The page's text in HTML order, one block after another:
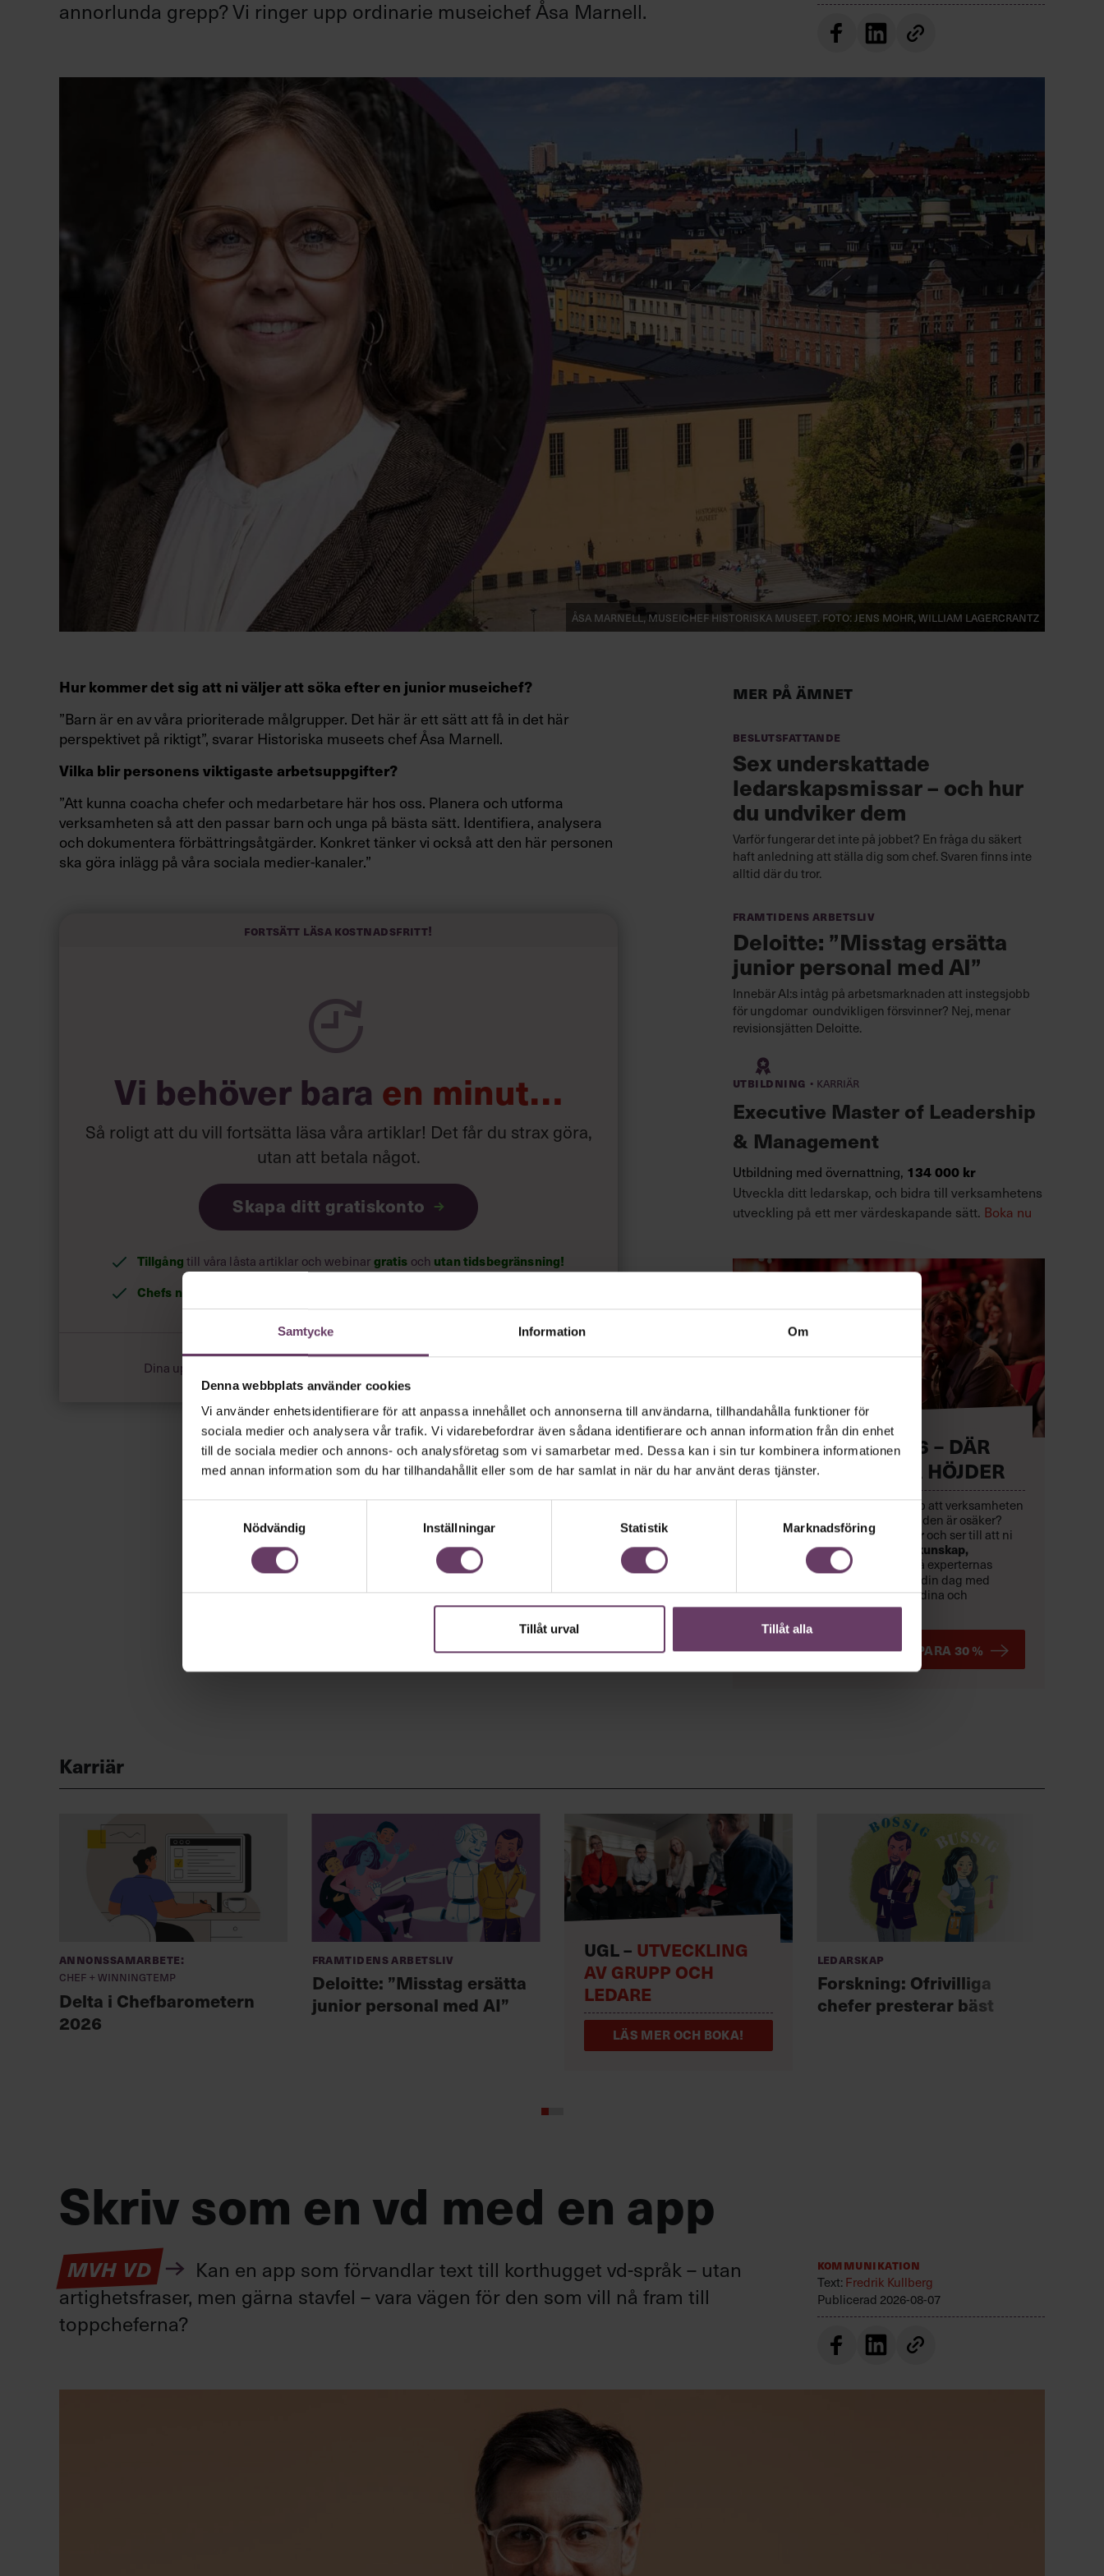
Samtycke Information Om
Denna webbplats använder cookies
Vi använder enhetsidentifierare för att anpassa innehållet och annonserna till användarna, tillhandahålla funktioner för
sociala medier och analysera vår trafik. Vi vidarebefordrar även sådana identifierare och annan information från din enhet
till de sociala medier och annons- och analysföretag som vi samarbetar med. Dessa kan i sin tur kombinera informationen
med annan information som du har tillhandahållit eller som de har samlat in när du har använt deras tjänster.
Nödvändig
Inställningar Statistik Marknadsföring
Tillåt urval Tillåt alla
annorlunda grepp? Vi ringer upp ordinarie museichef Åsa Marnell.
Åsa Marnell, museichef Historiska museet. Foto: Jens Mohr, William Lagercrantz
Hur kommer det sig att ni väljer att söka efter en junior museichef?
”Barn är en av våra prioriterade målgrupper. Det här är ett sätt att få in det här
perspektivet på riktigt”, svarar Historiska museets chef Åsa Marnell.
Vilka blir personens viktigaste arbetsuppgifter?
”Att kunna coacha chefer och medarbetare här hos oss. Planera och utforma
verksamheten så att den passar barn och unga på bästa sätt. Identifiera, analysera
och dokumentera förbättringsåtgärder. Konkret tänker vi också att den här personen
ska göra inlägg på våra sociala medier-kanaler.”
Fortsätt läsa kostnadsfritt!
Vi behöver bara en minut…
Så roligt att du vill fortsätta läsa våra artiklar! Det får du strax göra,
utan att betala något.
Skapa ditt gratiskonto
Tillgångtill våra låsta artiklar och webinargratis och utan tidsbegränsning!
Chefs nyhetsbrev
Dina uppgifter delas aldrig med tredje part.
Mer på ämnet
Beslutsfattande
Sex underskattade
ledarskapsmissar – och hur
du undviker dem
Varför fungerar det inte på jobbet? En fråga du säkert
haft anledning att ställa dig som chef. Svaren finns inte
alltid där du tror.
Framtidens arbetsliv
Deloitte: ”Misstag ersätta
junior personal med AI”
Innebär AI:s intåg på arbetsmarknaden att instegsjobb
för ungdomar oundvikligen försvinner? Nej, menar
revisionsjätten Deloitte.
Utbildning · Karriär
Executive Master of Leadership
& Management
Utbildning med övernattning, 134 000 kr
Utveckla ditt ledarskap, och bidra till verksamhetens
utveckling på ett mer värdeskapande sätt. Boka nu
CHEFDAGEN 2026 – DÄR
LEDARE NÅR NYA HÖJDER
Hur säkerställer din chefsgrupp att verksamheten
rör sig framåt – även när omvärlden är osäker?
21 oktoberröjer vi hinderoch ser till att ni
når resultat.Rusta er med
ny kunskap,
inspireras
av toppchefer och få experternas
konkreta verktyg
Skräddarsy din dag med
fördjupande kunskapsspår för dina och
organisationens behov just nu.
BOKA TIDIGT OCH SPARA 30 %
Karriär
Annonssamarbete:
Chef + Winningtemp
Delta i Chefbarometern
2026
Framtidens arbetsliv
Deloitte: ”Misstag ersätta
junior personal med AI”
UGL – UTVECKLING
AV GRUPP OCH
LEDARE
LÄS MER OCH BOKA!
Ledarskap
Forskning: Ofrivilliga
chefer presterar bäst
Skriv som en vd med en app
MVH VD
Kan en app som förvandlar text till korthugget vd-språk – utan
artighetsfraser, men gärna stavfel – vara vägen för den som vill nå fram till
toppcheferna?
Kommunikation
Text:Fredrik Kullberg
Publicerad 2026-08-07